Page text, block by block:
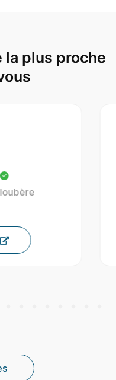
la plus proche
France